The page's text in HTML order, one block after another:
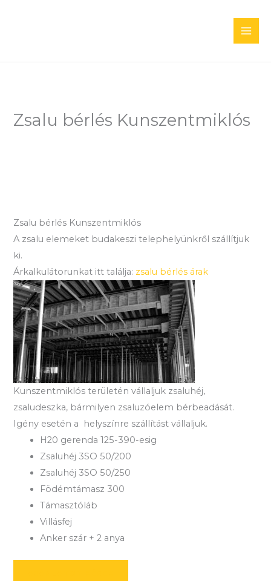
Zsalu bérlés Kunszentmiklós
Zsalu bérlés Kunszentmiklós
A zsalu elemeket budakeszi telephelyünkről szállítjuk
ki.
Árkalkulátorunkat itt találja: zsalu bérlés árak
Kunszentmiklós területén vállaljuk zsaluhéj,
zsaludeszka, bármilyen zsaluzóelem bérbeadását.
Igény esetén a helyszínre szállítást vállaljuk.
H20 gerenda 125-390-esig
Zsaluhéj 3SO 50/200
Zsaluhéj 3SO 50/250
Födémtámasz 300
Támasztóláb
Villásfej
Anker szár + 2 anya